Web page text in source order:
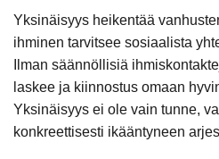
Yksinäisyys heikentää
ihminen tarvitsee sosiaalista
Ilman säännöllisiä
laskee ja kiinnostus omaan
Yksinäisyys ei ole vain tunne,
konkreettisesti ikääntyneen